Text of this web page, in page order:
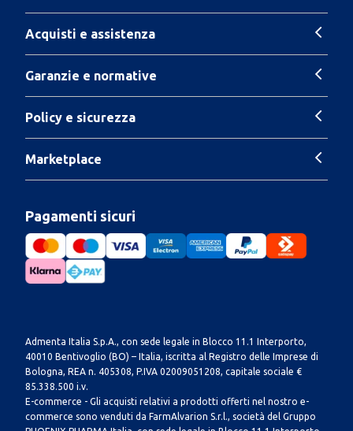
Acquisti e assistenza
Garanzie e normative
Policy e sicurezza
Marketplace
Pagamenti sicuri
Admenta Italia S.p.A., con sede legale in Blocco 11.1 Interporto,
40010 Bentivoglio (BO) – Italia, iscritta al Registro delle Imprese di
Bologna, REA n. 405308, P.IVA 02009051208, capitale sociale €
85.338.500 i.v.
E-commerce - Gli acquisti relativi a prodotti offerti nel nostro e-
commerce sono venduti da FarmAlvarion S.r.l., società del Gruppo